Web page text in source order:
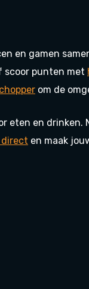
en gamen
scoor punten met
om de
eten en drinken.
direct en maak